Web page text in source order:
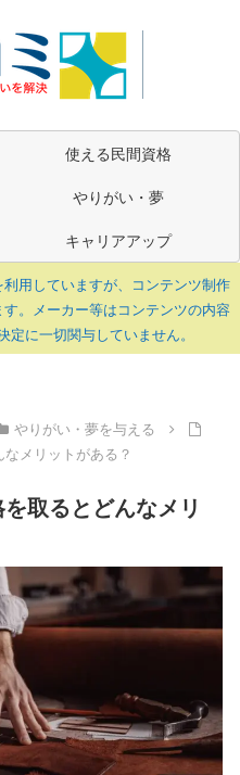
使える民間資格
やりがい・夢
キャリアアップ
用していますが、コンテンツ制作
。メーカー等はコンテンツの内容
に一切関与していません。
やりがい・夢を与える
メリットがある？
取るとどんなメリ